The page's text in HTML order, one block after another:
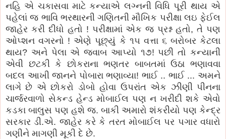
નહિ એ ચકાસવા માટે કન્યાએ લગ્નની વિધિ પૂરી થાય એ
પહેલાં જ ભાવિ ભરથારની ગણિતની મૌખિક પરીક્ષા લઇ ફેઈલ
જાહેર કરી દીધો હતો ! પરીક્ષામાં એક જ પ્રશ્ન હતો, તે પણ
ઓપ્શન વગરનો ! એણે પૂછ્યું કે ૧૫ વત્તા ૬ બરોબર કેટલા
થાય? અને પેલા એ જવાબ આપ્યો ૧૭! પછી તો કન્યાની
એવી છટકી કે છોકરાના ભણતર બાબતમાં ઉઠા ભણાવવા
બદલ આખી જાનને પોબારા ભણાવ્યા! ભાઈ .. ભાઈ ... અમને
લાગે છે એ છોકરો ડોબો હોવા ઉપરાંત એક ઝીણી પીનના
ચાર્જરવાળો સેકન્ડ હેન્ડ મોબાઈલ પણ ન ખરીદી શકે એવો
કડકા બાલુસ પણ હશે જ. બાકી અમારો શંકરીયો પણ કેન્દ્ર
સરકાર ડી.એ. જાહેર કરે કે તરત મોબાઈલ પર પગાર વધારો
ગણીને માગણી મૂકી દે છે.